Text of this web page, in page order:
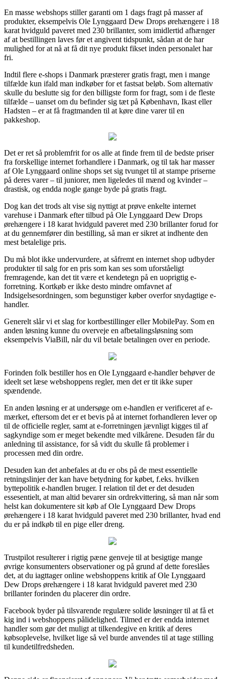
En masse webshops stiller garanti om 1 dags fragt på masser af
produkter, eksempelvis Ole Lynggaard Dew Drops ørehængere i 18
karat hvidguld paveret med 230 brillanter, som imidlertid afhænger
af at bestillingen laves før et angivent tidspunkt, sådan at de har
mulighed for at nå at få dit nye produkt fikset inden personalet har
fri.
Indtil flere e-shops i Danmark præsterer gratis fragt, men i mange
tilfælde kun ifald man indkøber for et fastsat beløb. Som alternativ
skulle du beslutte sig for den billigste form for fragt, som i de fleste
tilfælde – uanset om du befinder sig tæt på København, Ikast eller
Hadsten – er at få fragtmanden til at køre dine varer til en
pakkeshop.
Det er ret så problemfrit for os alle at finde frem til de bedste priser
fra forskellige internet forhandlere i Danmark, og til tak har masser
af Ole Lynggaard online shops set sig tvunget til at stampe priserne
på deres varer – til juniorer, men ligeledes til mænd og kvinder –
drastisk, og endda nogle gange byde på gratis fragt.
Dog kan det trods alt vise sig nyttigt at prøve enkelte internet
varehuse i Danmark efter tilbud på Ole Lynggaard Dew Drops
ørehængere i 18 karat hvidguld paveret med 230 brillanter forud for
at du gennemfører din bestilling, så man er sikret at indhente den
mest betalelige pris.
Du må blot ikke undervurdere, at såfremt en internet shop udbyder
produkter til salg for en pris som kan ses som uforståeligt
fremragende, kan det tit være et kendetegn på en uoprigtig e-
forretning. Kortkøb er ikke desto mindre omfavnet af
Indsigelsesordningen, som begunstiger køber overfor snydagtige e-
handler.
Generelt slår vi et slag for kortbestillinger eller MobilePay. Som en
anden løsning kunne du overveje en afbetalingsløsning som
eksempelvis ViaBill, når du vil betale betalingen over en periode.
Forinden folk bestiller hos en Ole Lynggaard e-handler behøver de
ideelt set læse webshoppens regler, men det er tit ikke super
spændende.
En anden løsning er at undersøge om e-handlen er verificeret af e-
mærket, eftersom det er et bevis på at internet forhandleren lever op
til de officielle regler, samt at e-forretningen jævnligt kigges til af
sagkyndige som er meget bekendte med vilkårene. Desuden får du
anledning til assistance, for så vidt du skulle få problemer i
processen med din ordre.
Desuden kan det anbefales at du er obs på de mest essentielle
retningslinjer der kan have betydning for købet, f.eks. hvilken
byttepolitik e-handlen bruger. I relation til det er det desuden
essesentielt, at man altid bevarer sin ordrekvittering, så man når som
helst kan dokumentere sit køb af Ole Lynggaard Dew Drops
ørehængere i 18 karat hvidguld paveret med 230 brillanter, hvad end
du er på indkøb til en pige eller dreng.
Trustpilot resulterer i rigtig pæne genveje til at besigtige mange
øvrige konsumenters observationer og på grund af dette foreslåes
det, at du iagttager online webshoppens kritik af Ole Lynggaard
Dew Drops ørehængere i 18 karat hvidguld paveret med 230
brillanter forinden du placerer din ordre.
Facebook byder på tilsvarende regulære solide løsninger til at få et
kig ind i webshoppens pålidelighed. Tilmed er der endda internet
handler som gør det muligt at tilkendegive en kritik af deres
købsoplevelse, hvilket lige så vel burde anvendes til at tage stilling
til kundetilfredsheden.